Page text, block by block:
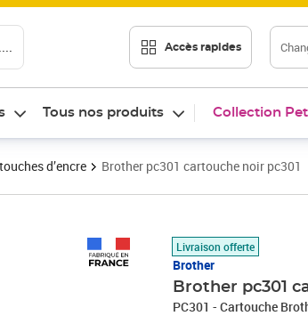
Accès rapides
Tous nos produits Collection
d’encre Brother pc301 cartouche noir pc301
Livraison offerte
Brother
Brother pc301
PC301 - Cartouche
Prix 36,90€